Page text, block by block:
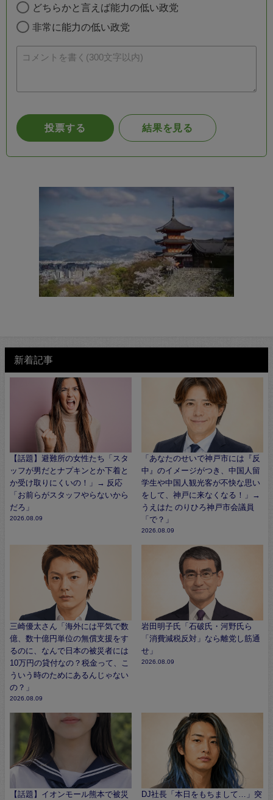
新着記事
【話題】避難所の女性たち「スタ
ッフが男だとナプキンとか下着と
か受け取りにくいの！」→ 反応
「お前らがスタッフやらないから
だろ」
2026.08.09
「あなたのせいで神戸市には『反
中』のイメージがつき、中国人留
学生や中国人観光客が不快な思い
をして、神戸に来なくなる！」→
うえはた のりひろ神戸市会議員
「で？」
2026.08.09
三崎優太さん「海外には平気で数
億、数十億円単位の無償支援をす
るのに、なんで日本の被災者には
10万円の貸付なの？税金って、こ
ういう時のためにあるんじゃない
の？」
2026.08.09
岩田明子氏「石破氏・河野氏ら
「消費減税反対」なら離党し筋通
せ」
2026.08.09
【話題】イオンモール熊本で被災
DJ社長「本日をもちまして…」突